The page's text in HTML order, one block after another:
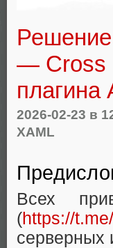
Решение
— Cross
плагина
2026-02-23 в
XAML
Всех
(https://
серверных